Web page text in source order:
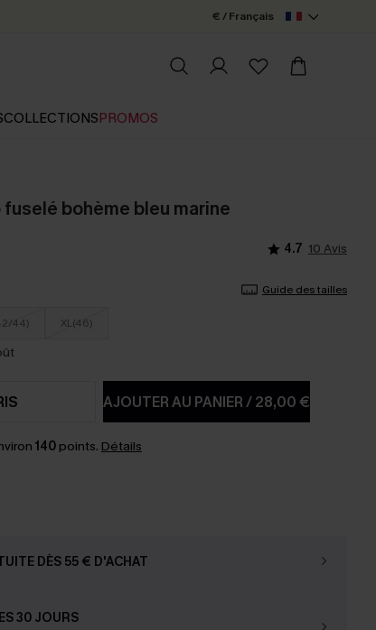
€ / Français
COLLECTIONSPROMOS
bohème bleu marine
4.7 10 Avis
Guide des tailles
44) XL(46)
AJOUTER AU PANIER/28,00 €
140points. Détails
DÈS 55 € D'ACHAT
30 JOURS